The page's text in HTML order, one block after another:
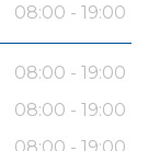
08:00 - 19:00
08:00 - 19:00
08:00 - 19:00